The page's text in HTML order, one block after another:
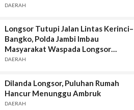
DAERAH
Longsor Tutupi Jalan Lintas Kerinci–
Bangko, Polda Jambi Imbau
Masyarakat Waspada Longsor
Susulan
DAERAH
Dilanda Longsor, Puluhan Rumah
Hancur Menunggu Ambruk
DAERAH